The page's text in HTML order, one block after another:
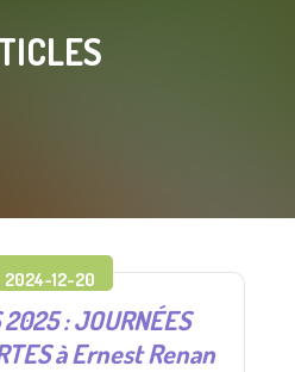
2024-12-20
: JOURNÉES
à Ernest Renan